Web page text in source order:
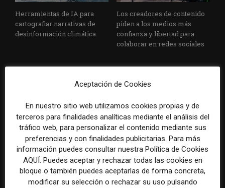
Herramientas de IA para
cartografiar narrativas de
desinformación climática
Los creadores de contenido
piden a los medios más
confianza y libertad para
colaborar en redes sociales
Podcast 38# (especial). El
periodismo que viene: claves
para entender 2026. La visión
de destacados miembros de
la industria de los medios
Los medios informativos y
las revistas concentran a las
audiencias más influyentes y
con mayor capacidad de
gasto
Aceptación de Cookies
En nuestro sitio web utilizamos cookies propias y de
terceros para finalidades analíticas mediante el análisis del
tráfico web, para personalizar el contenido mediante sus
preferencias y con finalidades publicitarias. Para más
información puedes consultar nuestra Política de Cookies
AQUÍ. Puedes aceptar y rechazar todas las cookies en
bloque o también puedes aceptarlas de forma concreta,
modificar su selección o rechazar su uso pulsando